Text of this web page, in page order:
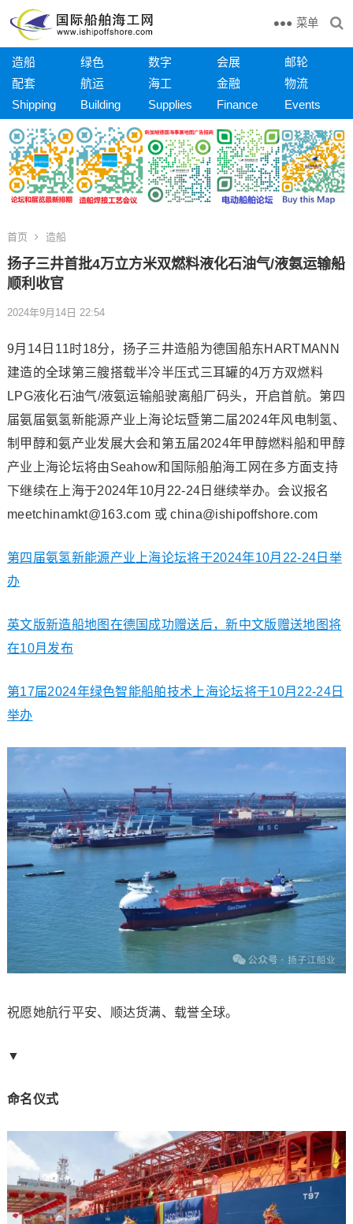
菜单
造船 绿色 数字 会展
邮轮
配套
航运 海工 金融
物流
Shipping
Building Supplies Finance Events
首页 造船
扬子三井首批4万立方米双燃料液化石油气/液氨运输船
顺利收官
2024年9月14日 22:54
9月14日11时18分，扬子三井造船为德国船东HARTMANN
建造的全球第三艘搭载半冷半压式三耳罐的4万方双燃料
LPG液化石油气/液氨运输船驶离船厂码头，开启首航。第四
届氨届氨氢新能源产业上海论坛暨第二届2024年风电制氢、
制甲醇和氨产业发展大会和第五届2024年甲醇燃料船和甲醇
产业上海论坛将由Seahow和国际船舶海工网在多方面支持
下继续在上海于2024年10月22-24日继续举办。会议报名
meetchinamkt@163.com 或 china@ishipoffshore.com
第四届氨氢新能源产业上海论坛将于2024年10月22-24日举
办
英文版新造船地图在德国成功赠送后，新中文版赠送地图将
在10月发布
第17届2024年绿色智能船舶技术上海论坛将于10月22-24日
举办
祝愿她航行平安、顺达货满、载誉全球。
▼
命名仪式